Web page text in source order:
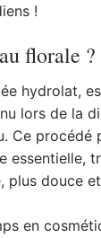
!
florale ?
hydrolat,
lors de la
Ce procédé
essentielle,
plus douce
en